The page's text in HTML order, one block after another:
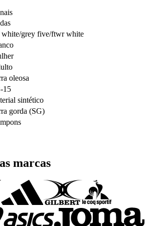
grey five/ftwr white
oleosa
15
sintético
gorda (SG)
marcas